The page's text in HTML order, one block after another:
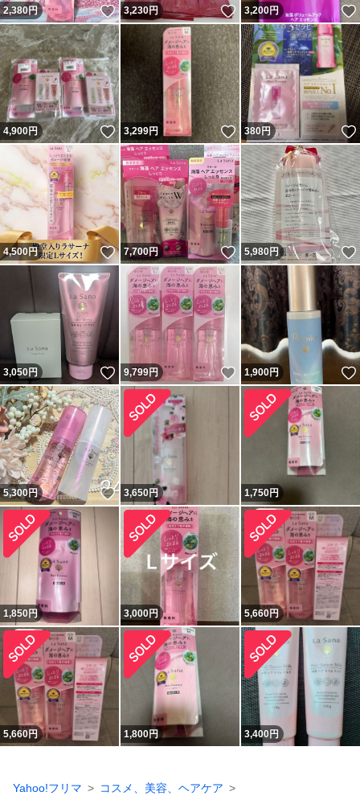
2,380円 いいね！
3,230円 いいね！
3,200円
4,900円 いいね！
3,299円 いいね！
380円
4,500円 いいね！
7,700円 いいね！
5,980円
3,050円 いいね！
9,799円 いいね！
1,900円
5,300円 いいね！
3,650円 1,750円
1,850円 3,000円 5,660円
5,660円 1,800円 3,400円
Yahoo!フリマ
コスメ、美容、ヘアケア